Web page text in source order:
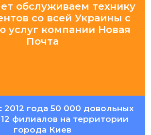
обслуживаем технику
со всей Украины с
услуг компании Новая
Почта
2012 года 50 000 довольных
филиалов на территории
города Киев